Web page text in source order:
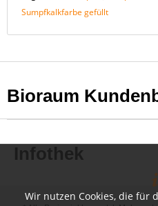
Sumpfkalkfarbe gefüllt
Bioraum
Infothek
Wir nutzen Cookies, die für